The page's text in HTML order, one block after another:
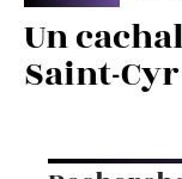
Un
Saint-